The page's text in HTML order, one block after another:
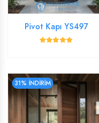
Pivot Kapı YS497
31% İNDİRİM